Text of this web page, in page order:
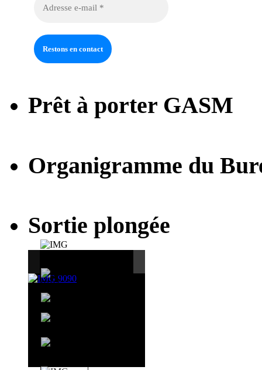
Prêt à porter GASM
Organigramme du
Sortie plongée